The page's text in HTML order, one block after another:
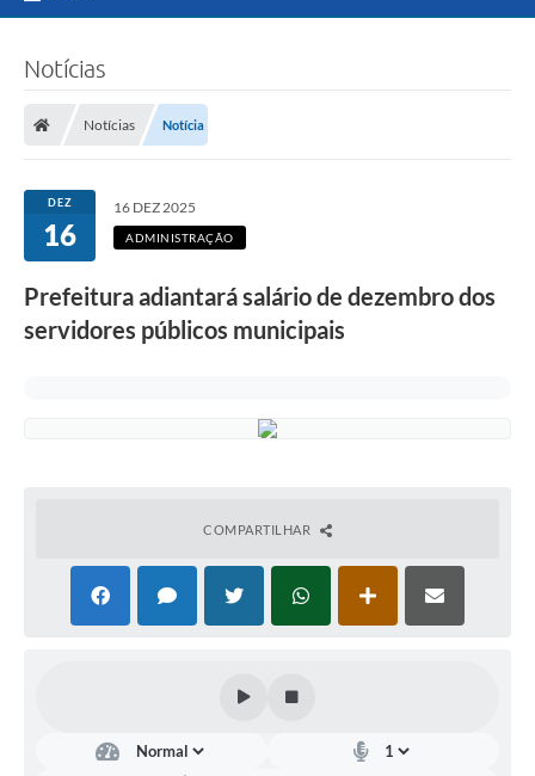
Notícias
Notícias Notícia
DEZ
16
16 DEZ 2025
ADMINISTRAÇÃO
Prefeitura adiantará salário de dezembro dos
servidores públicos municipais
COMPARTILHAR